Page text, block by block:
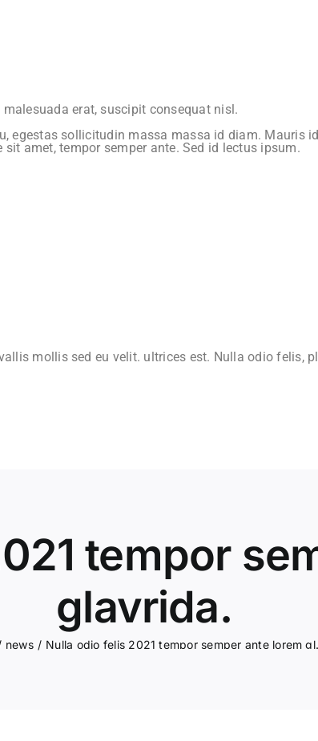
erat, suscipit consequat nisl.
egestas sollicitudin massa massa id diam. Mauris
amet, tempor semper ante. Sed id lectus ipsum.
mollis sed eu velit. ultrices est. Nulla odio felis,
tempor
glavrida.
news / Nulla odio